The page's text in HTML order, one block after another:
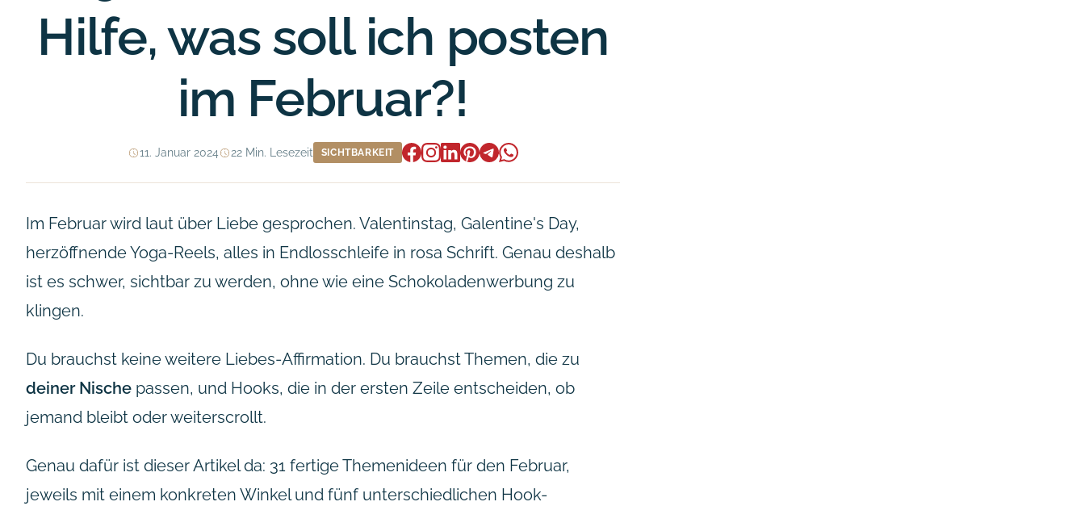
Hilfe, was soll ich posten
im Februar?!
11. Januar 2024 22 Min. Lesezeit SICHTBARKEIT
Im Februar wird laut über Liebe gesprochen. Valentinstag, Galentine's Day,
herzöffnende Yoga-Reels, alles in Endlosschleife in rosa Schrift. Genau deshalb
ist es schwer, sichtbar zu werden, ohne wie eine Schokoladenwerbung zu
klingen.
Du brauchst keine weitere Liebes-Affirmation. Du brauchst Themen, die zu
deiner Nische passen, und Hooks, die in der ersten Zeile entscheiden, ob
jemand bleibt oder weiterscrollt.
Genau dafür ist dieser Artikel da: 31 fertige Themenideen für den Februar,
jeweils mit einem konkreten Winkel und fünf unterschiedlichen Hook-